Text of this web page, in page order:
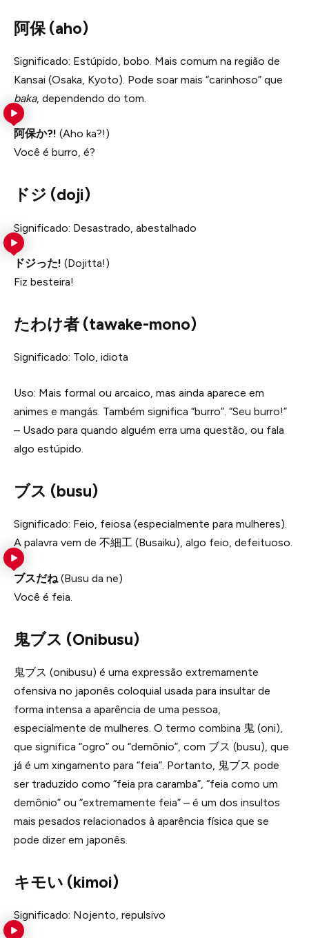
阿保 (aho)
Significado: Estúpido, bobo. Mais comum na região de
Kansai (Osaka, Kyoto). Pode soar mais “carinhoso” que
baka, dependendo do tom.
阿保か?! (Aho ka?!)
Você é burro, é?
ドジ (doji)
Significado: Desastrado, abestalhado
ドジった! (Dojitta!)
Fiz besteira!
たわけ者 (tawake-mono)
Significado: Tolo, idiota
Uso: Mais formal ou arcaico, mas ainda aparece em
animes e mangás. Também significa “burro”. “Seu burro!”
– Usado para quando alguém erra uma questão, ou fala
algo estúpido.
ブス (busu)
Significado: Feio, feiosa (especialmente para mulheres).
A palavra vem de 不細工 (Busaiku), algo feio, defeituoso.
ブスだね(Busu da ne)
Você é feia.
鬼ブス (Onibusu)
鬼ブス (onibusu) é uma expressão extremamente
ofensiva no japonês coloquial usada para insultar de
forma intensa a aparência de uma pessoa,
especialmente de mulheres. O termo combina 鬼 (oni),
que significa “ogro” ou “demônio”, com ブス (busu), que
já é um xingamento para “feia”. Portanto, 鬼ブス pode
ser traduzido como “feia pra caramba”, “feia como um
demônio” ou “extremamente feia” – é um dos insultos
mais pesados relacionados à aparência física que se
pode dizer em japonês.
キモい (kimoi)
Significado: Nojento, repulsivo